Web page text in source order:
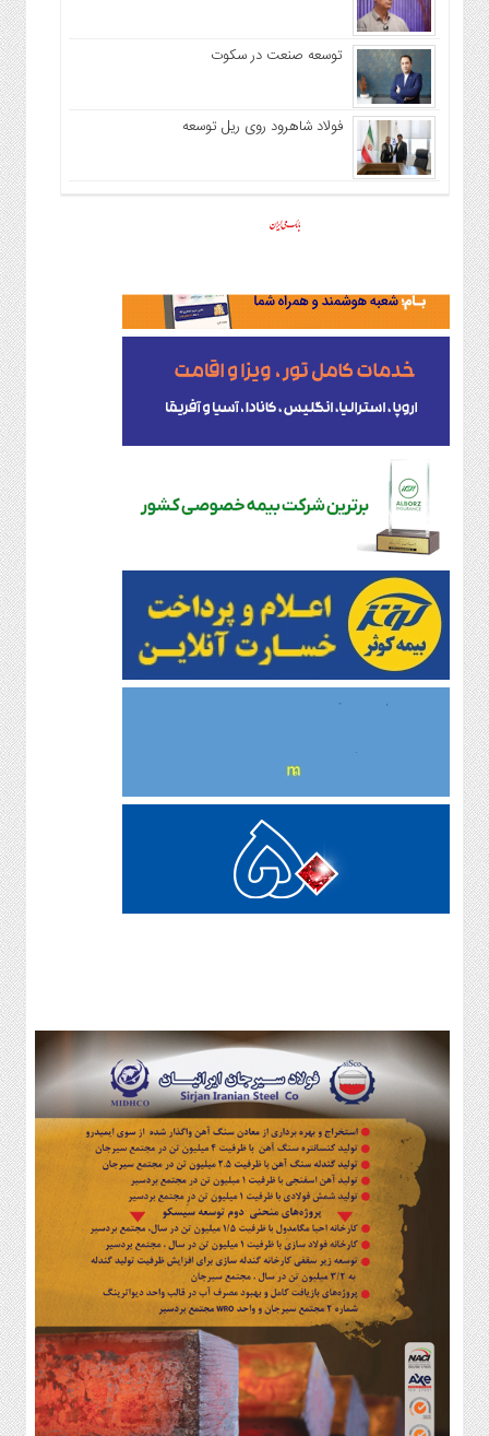
توسعه صنعت در سکوت
فولاد شاهرود روی ریل توسعه